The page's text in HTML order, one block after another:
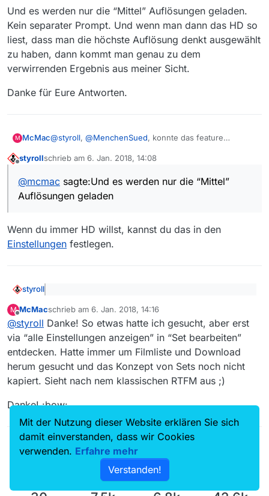
Und es werden nur die “Mittel” Auflösungen geladen.
Kein separater Prompt. Und wenn man dann das HD so
liest, dass man die höchste Auflösung denkt ausgewählt
zu haben, dann kommt man genau zu dem
verwirrenden Ergebnis aus meiner Sicht.
Danke für Eure Antworten.
M McMac@styroll, @MenchenSued, konnte das feature
blauen Pfeil drücken (“download all”):
Und es werden nur die “Mittel” Auflösungen geladen.
so liest, dass man die höchste Auflösung denkt
ausgewählt zu haben, dann kommt man genau zu dem
Danke für Eure Antworten.
styrollschrieb am 6. Jan. 2018, 14:08
zuletzt editiert von
@mcmac sagte:Und es werden nur die “Mittel”
Auflösungen geladen
Wenn du immer HD willst, kannst du das in den
Einstellungen festlegen.
styroll
Auflösungen geladen
Wenn du immer HD willst, kannst du das in den
M
Offline
McMacschrieb am 6. Jan. 2018, 14:16
zuletzt editiert von
@styroll Danke! So etwas hatte ich gesucht, aber erst
via “alle Einstellungen anzeigen” in “Set bearbeiten”
entdecken. Hatte immer um Filmliste und Download
herum gesucht und das Konzept von Sets noch nicht
kapiert. Sieht nach nem klassischen RTFM aus ;)
Danke! :bow:
Mit der Nutzung dieser Website erklären Sie sich
damit einverstanden, dass wir Cookies
verwenden. Erfahre mehr
Verstanden!